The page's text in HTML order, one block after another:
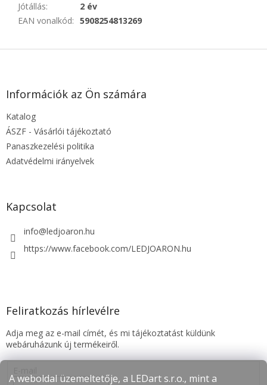
A weboldal üzemeltetője, a LEDart s.r.o., mint a
Jótállás:
2 év
EAN vonalkód: 5908254813269
L
Információk az Ön számára
Katalog
ÁSZF - Vásárlói tájékoztató
Panaszkezelési politika
Adatvédelmi irányelvek
Kapcsolat
info@ledjoaron.hu
https://www.facebook.com/LEDJOARON.hu
Feliratkozás hírlevélre
Adja meg az e-mail címét, és mi tájékoztatást küldünk
webáruházunk új termékeiről.